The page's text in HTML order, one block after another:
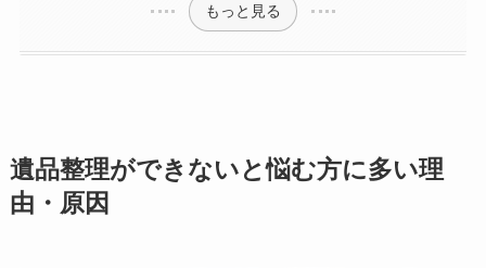
もっと見る
遺品整理ができないと悩む方に多い理
由・原因